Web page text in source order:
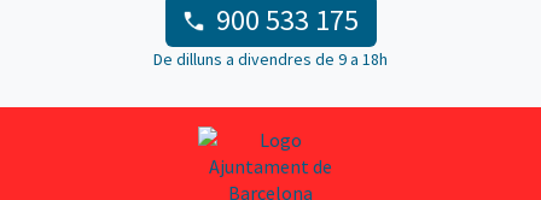
900 533 175
De dilluns a divendres de 9 a 18h